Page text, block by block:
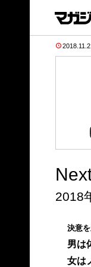
2018
決意
男は
女は